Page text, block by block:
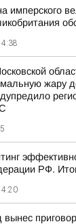
имперского
жару
РФ.
вынес